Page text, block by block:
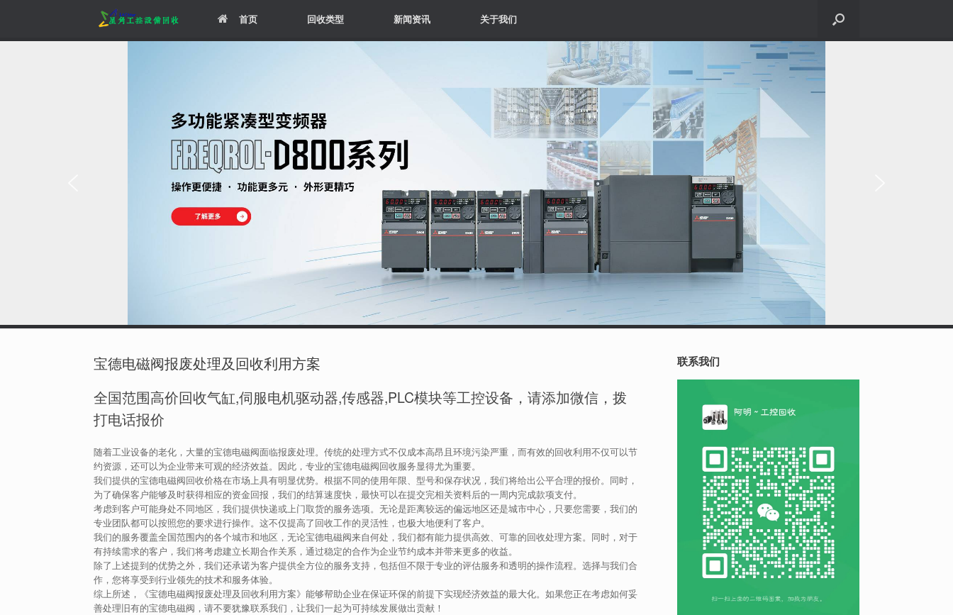
首页 回收类型 新闻资讯 关于我们
宝德电磁阀报废处理及回收利用方案
全国范围高价回收气缸,伺服电机驱动器,传感器,PLC模块等工控设备，请添加微信，拨
打电话报价
随着工业设备的老化，大量的宝德电磁阀面临报废处理。传统的处理方式不仅成本高昂且环境污染严重，而有效的回收利用不仅可以节
约资源，还可以为企业带来可观的经济效益。因此，专业的宝德电磁阀回收服务显得尤为重要。
我们提供的宝德电磁阀回收价格在市场上具有明显优势。根据不同的使用年限、型号和保存状况，我们将给出公平合理的报价。同时，
为了确保客户能够及时获得相应的资金回报，我们的结算速度快，最快可以在提交完相关资料后的一周内完成款项支付。
考虑到客户可能身处不同地区，我们提供快递或上门取货的服务选项。无论是距离较远的偏远地区还是城市中心，只要您需要，我们的
专业团队都可以按照您的要求进行操作。这不仅提高了回收工作的灵活性，也极大地便利了客户。
我们的服务覆盖全国范围内的各个城市和地区，无论宝德电磁阀来自何处，我们都有能力提供高效、可靠的回收处理方案。同时，对于
有持续需求的客户，我们将考虑建立长期合作关系，通过稳定的合作为企业节约成本并带来更多的收益。
除了上述提到的优势之外，我们还承诺为客户提供全方位的服务支持，包括但不限于专业的评估服务和透明的操作流程。选择与我们合
作，您将享受到行业领先的技术和服务体验。
综上所述，《宝德电磁阀报废处理及回收利用方案》能够帮助企业在保证环保的前提下实现经济效益的最大化。如果您正在考虑如何妥
善处理旧有的宝德电磁阀，请不要犹豫联系我们，让我们一起为可持续发展做出贡献！
联系我们